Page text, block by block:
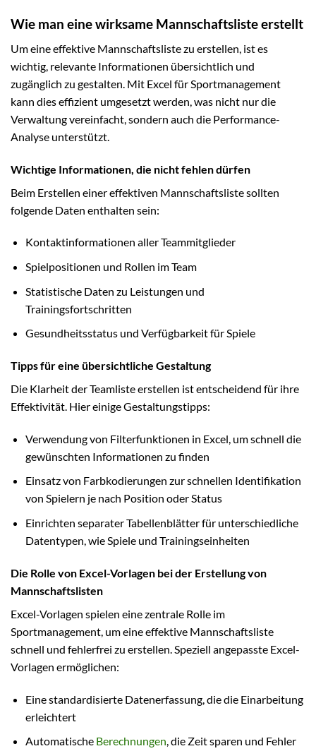
Wie man eine wirksame Mannschaftsliste erstellt
Um eine effektive Mannschaftsliste zu erstellen, ist es
wichtig, relevante Informationen übersichtlich und
zugänglich zu gestalten. Mit Excel für Sportmanagement
kann dies effizient umgesetzt werden, was nicht nur die
Verwaltung vereinfacht, sondern auch die Performance-
Analyse unterstützt.
Wichtige Informationen, die nicht fehlen dürfen
Beim Erstellen einer effektiven Mannschaftsliste sollten
folgende Daten enthalten sein:
Kontaktinformationen aller Teammitglieder
Spielpositionen und Rollen im Team
Statistische Daten zu Leistungen und
Trainingsfortschritten
Gesundheitsstatus und Verfügbarkeit für Spiele
Tipps für eine übersichtliche Gestaltung
Die Klarheit der Teamliste erstellen ist entscheidend für ihre
Effektivität. Hier einige Gestaltungstipps:
Verwendung von Filterfunktionen in Excel, um schnell die
gewünschten Informationen zu finden
Einsatz von Farbkodierungen zur schnellen Identifikation
von Spielern je nach Position oder Status
Einrichten separater Tabellenblätter für unterschiedliche
Datentypen, wie Spiele und Trainingseinheiten
Die Rolle von Excel-Vorlagen bei der Erstellung von
Mannschaftslisten
Excel-Vorlagen spielen eine zentrale Rolle im
Sportmanagement, um eine effektive Mannschaftsliste
schnell und fehlerfrei zu erstellen. Speziell angepasste Excel-
Vorlagen ermöglichen:
Eine standardisierte Datenerfassung, die die Einarbeitung
erleichtert
Automatische Berechnungen, die Zeit sparen und Fehler